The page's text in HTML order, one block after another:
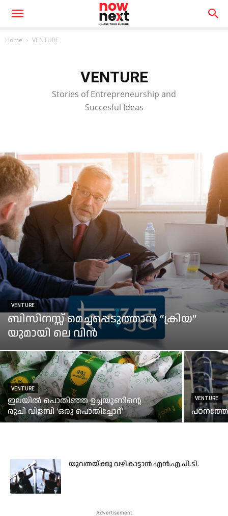
Home VENTURE
VENTURE
Stories of Entrepreneurship and
Succesful Ideas
VENTURE
ബിസിനസ്സ് മെച്ചപ്പെടുത്താന്‍ “ക്രിയ”
യുമായി ലെ വിന്‍
VENTURE
ഇലയിൽ പൊതിഞ്ഞ ഉച്ചയൂണിന്റെ
രുചി വിളമ്പി ‘ഒരു പൊതിച്ചോറ്’
VENTURE
യുവതയ്ക്കു വഴികാട്ടാന്‍ എന്‍.എ.പി.ടി.
Advertisement